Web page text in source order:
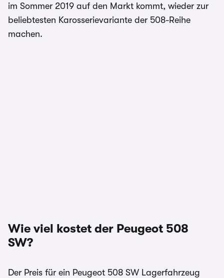
im Sommer 2019 auf den Markt kommt, wieder zur
beliebtesten Karosserievariante der 508-Reihe
machen.
Wie viel kostet der Peugeot 508
SW?
Der Preis für ein Peugeot 508 SW Lagerfahrzeug